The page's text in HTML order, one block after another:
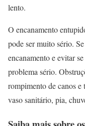
lento.
O encanamento
pode ser muito sério.
encanamento e evitar
problema sério.
rompimento de canos e
vaso sanitário, pia,